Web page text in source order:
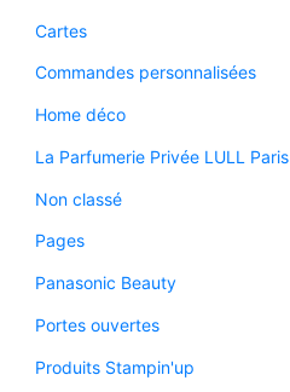
Cartes
Commandes personnalisées
Home déco
La Parfumerie Privée LULL Paris
Non classé
Pages
Panasonic Beauty
Portes ouvertes
Produits Stampin'up